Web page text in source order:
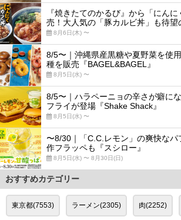
『焼きたてのかるび』から「にん
売！大人気の「豚カルビ丼」も待望
8月6日(木) 〜
8/5〜｜沖縄県産黒糖や夏野菜を使
種を販売『BAGEL&BAGEL』
8月5日(水) 〜
8/5〜｜ハラペーニョの辛さが癖に
フライが登場『Shake Shack』
8月5日(水) 〜
〜8/30｜「C.C.レモン」の爽快な
作フラッペも『スシロー』
8月5日(水) 〜 8月30日(日)
おすすめカテゴリー
東京都(7553) ラーメン(2305) 肉(2252)